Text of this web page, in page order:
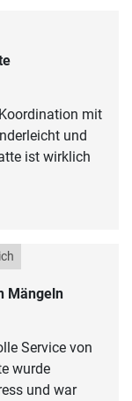
mit
und
ist wirklich
Mängeln
Service von
wurde
und war